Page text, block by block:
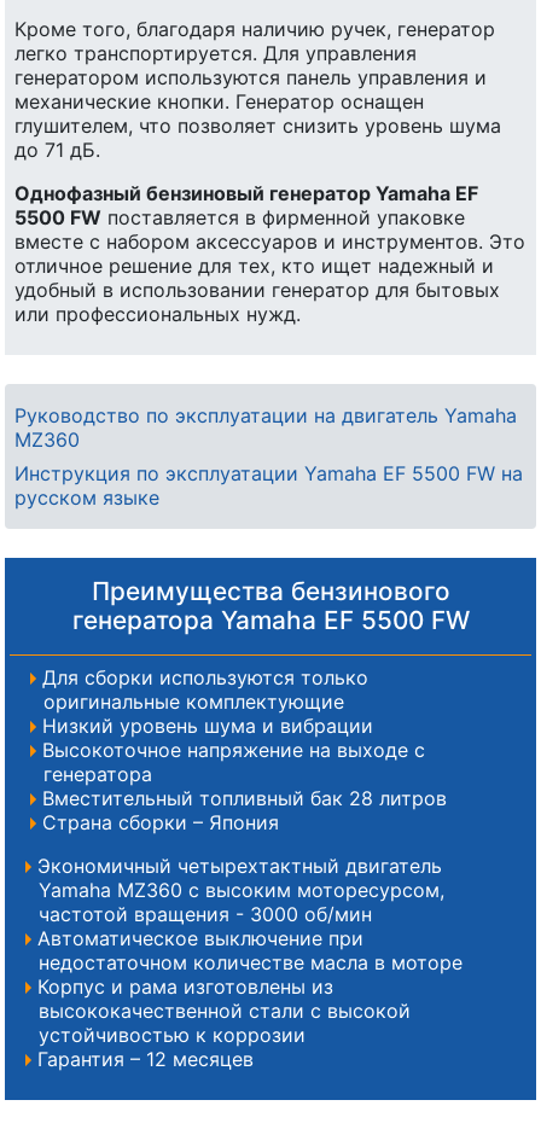
Кроме того, благодаря наличию ручек, генератор
легко транспортируется. Для управления
генератором используются панель управления и
механические кнопки. Генератор оснащен
глушителем, что позволяет снизить уровень шума
до 71 дБ.
Однофазный бензиновый генератор Yamaha EF
5500 FW поставляется в фирменной упаковке
вместе с набором аксессуаров и инструментов. Это
отличное решение для тех, кто ищет надежный и
удобный в использовании генератор для бытовых
или профессиональных нужд.
Руководство по эксплуатации на двигатель Yamaha
MZ360
Инструкция по эксплуатации Yamaha EF 5500 FW на
русском языке
Преимущества бензинового
генератора Yamaha EF 5500 FW
Для сборки используются только
оригинальные комплектующие
Низкий уровень шума и вибрации
Высокоточное напряжение на выходе с
генератора
Вместительный топливный бак 28 литров
Страна сборки – Япония
Экономичный четырехтактный двигатель
Yamaha MZ360 с высоким моторесурсом,
частотой вращения - 3000 об/мин
Автоматическое выключение при
недостаточном количестве масла в моторе
Корпус и рама изготовлены из
высококачественной стали с высокой
устойчивостью к коррозии
Гарантия – 12 месяцев